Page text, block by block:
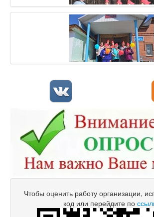
Чтобы оценить работу организации,
код или перейдите по